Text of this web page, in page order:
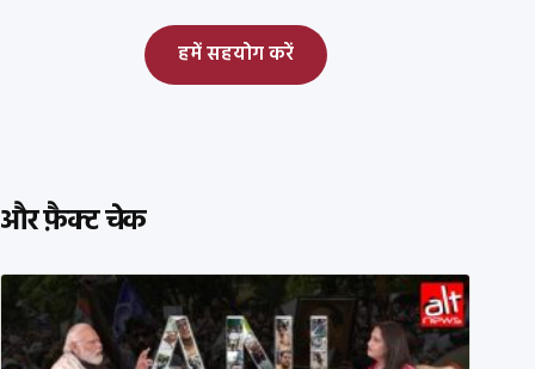
हमें सहयोग करें
और फ़ैक्ट चेक